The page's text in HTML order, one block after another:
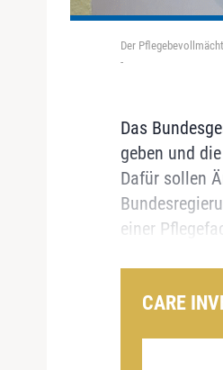
Der
-
Das
geben und
Dafür sollen
einer
CARE